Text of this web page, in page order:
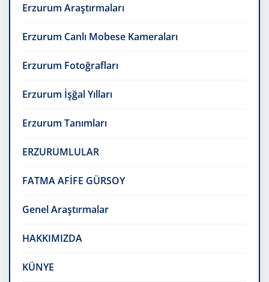
Erzurum Araştırmaları
Erzurum Canlı Mobese Kameraları
Erzurum Fotoğrafları
Erzurum İşğal Yılları
Erzurum Tanımları
ERZURUMLULAR
FATMA AFİFE GÜRSOY
Genel Araştırmalar
HAKKIMIZDA
KÜNYE